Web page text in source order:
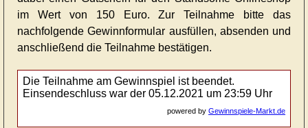
im Wert von 150 Euro. Zur Teilnahme bitte das
nachfolgende Gewinnformular ausfüllen, absenden und
anschließend die Teilnahme bestätigen.